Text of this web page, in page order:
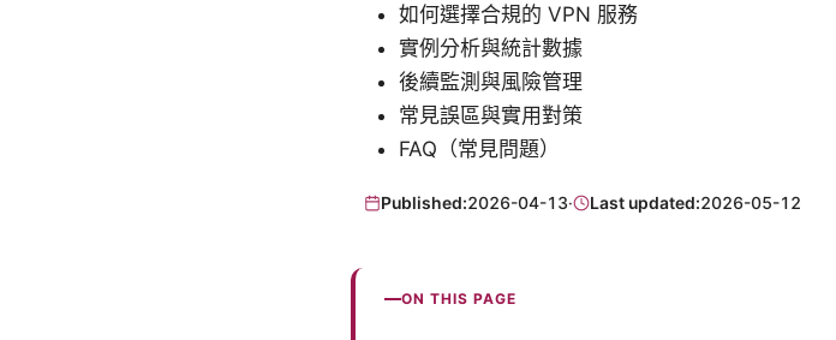
如何選擇合規的 VPN 服務
實例分析與統計數據
後續監測與風險管理
常見誤區與實用對策
FAQ（常見問題）
Published:2026-04-13· Last updated:2026-05-12
ON THIS PAGE